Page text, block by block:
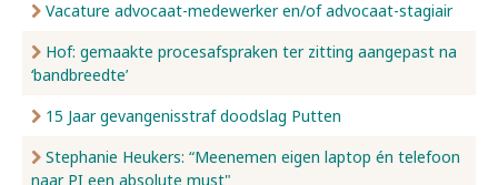
Vacature advocaat-medewerker en/of advocaat-stagiair
Hof: gemaakte procesafspraken ter zitting aangepast na
‘bandbreedte’
15 Jaar gevangenisstraf doodslag Putten
Stephanie Heukers: “Meenemen eigen laptop én telefoon
naar PI een absolute must"